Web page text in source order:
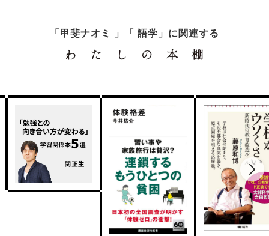
「甲斐ナオミ 」「 語学」に関連する